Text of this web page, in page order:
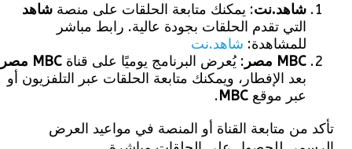
شاهد.نت: يمكنك متابعة الحلقات على منصة شاهد
التي تقدم الحلقات بجودة عالية. رابط مباشر
للمشاهدة:شاهد.نت
MBC مصر
: يُعرض البرنامج يوميًا على قناةMBC مصر
بعد الإفطار، ويمكنك متابعة الحلقات عبر التلفزيون أو
عبر موقعMBC
.
من متابعة القناة أو المنصة في مواعيد العرض